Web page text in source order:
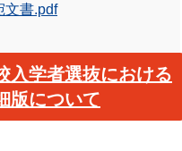
文書.pdf
入学者選抜における
版について